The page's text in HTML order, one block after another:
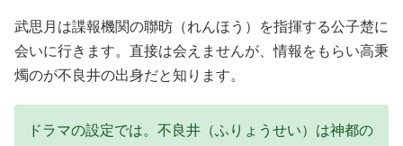
武思月は諜報機関の聯昉（れんほう）を指揮する公子楚に
会いに行きます。直接は会えませんが、情報をもらい高秉
燭のが不良井の出身だと知ります。
ドラマの設定では。不良井（ふりょうせい）は神都の